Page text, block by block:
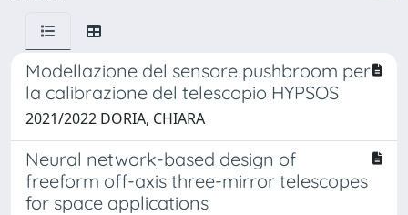
Modellazione del sensore pushbroom per
la calibrazione del telescopio HYPSOS
2021/2022 DORIA, CHIARA
Neural network-based design of
freeform off-axis three-mirror telescopes
for space applications